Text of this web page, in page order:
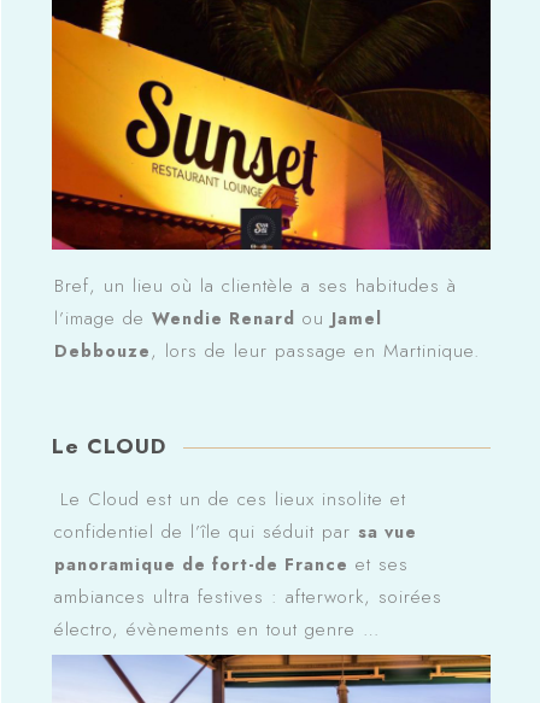
Bref, un lieu où la clientèle a ses habitudes à
l’image de Wendie Renard ou Jamel
Debbouze, lors de leur passage en Martinique.
Le CLOUD
Le Cloud est un de ces lieux insolite et
confidentiel de l’île qui séduit par sa vue
panoramique de fort-de France et ses
ambiances ultra festives : afterwork, soirées
électro, évènements en tout genre …